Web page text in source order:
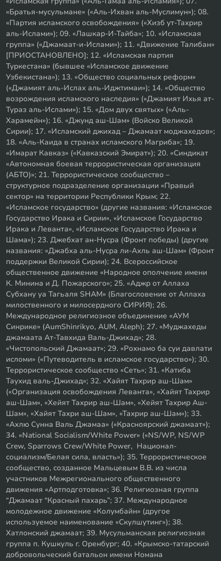
«Братья-мусульмане» («Аль-Ихван аль-Муслимун»); 08.
«Партия исламского освобождения» («Хизб ут-Тахрир
аль-Ислами»); 09. «Лашкар-И-Тайба»; 10. «Исламская
группа» («Джамаат-и-Ислами»); 11. «Движение Талибан»
[ПРИОСТАНОВЛЕНО]; 12. «Исламская партия
Туркестана» (бывшее «Исламское движение
Узбекистана»); 13. «Общество социальных реформ»
(«Джамият аль-Ислах аль-Иджтимаи»); 14. «Общество
возрождения исламского наследия» («Джамият Ихья ат-
Тураз аль-Ислами»); 15. «Дом двух святых» («Аль-
Харамейн»); 16. «Джунд аш-Шам» (Войско Великой
Сирии); 17. «Исламский джихад – Джамаат моджахедов»;
18. «Аль-Каида в странах исламского Магриба»; 19.
«Имарат Кавказ» («Кавказский Эмират»); 20. «Синдикат
«Автономная боевая террористическая организация
(АБТО)»; 21. Террористическое сообщество –
структурное подразделение организации «Правый
сектор» на территории Республики Крым; 22.
«Исламское государство» (другие названия: «Исламское
Государство Ирака и Сирии», «Исламское Государство
Ирака и Леванта», «Исламское Государство Ирака и
Шама»); 23. Джебхат ан-Нусра (Фронт победы) (другие
названия: «Джабха аль-Нусра ли-Ахль аш-Шам» (Фронт
поддержки Великой Сирии); 24. Всероссийское
общественное движение «Народное ополчение имени
К. Минина и Д. Пожарского»; 25. «Аджр от Аллаха
Субхану уа Тагьаля SHAM» (Благословение от Аллаха
милоственного и милосердного СИРИЯ); 26.
Международное религиозное объединение «АУМ
Синрике» (AumShinrikyo, AUM, Aleph); 27. «Муджахеды
джамаата Ат-Тавхида Валь-Джихад»; 28.
«Чистопольский Джамаат»; 29. «Рохнамо ба суи давлати
исломи» («Путеводитель в исламское государство»); 30.
Террористическое сообщество «Сеть»; 31. «Катиба
Таухид валь-Джихад»; 32. «Хайят Тахрир аш-Шам»
(«Организация освобождения Леванта», «Хайят Тахрир
аш-Шам», «Хейят Тахрир аш-Шам», «Хейят Тахрир Аш-
Шам», «Хайят Тахри аш-Шам», «Тахрир аш-Шам»); 33.
«Ахлю Сунна Валь Джамаа» («Красноярский джамаат»);
34. «National Socialism/White Power» («NS/WP, NS/WP
Crew, Sparrows Crew/White Power, Национал-
социализм/Белая сила, власть»); 35. Террористическое
сообщество, созданное Мальцевым В.В. из числа
участников Межрегионального общественного
движения «Артподготовка»; 36. Религиозная группа
“Джамаат “Красный пахарь”; 37. Международное
молодежное движение «Колумбайн» (другое
используемое наименование «Скулшутинг»); 38.
Хатлонский джамаат; 39. Мусульманская религиозная
группа п. Кушкуль г. Оренбург; 40. «Крымско-татарский
добровольческий батальон имени Номана